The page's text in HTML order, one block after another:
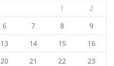
1
2
6 7 8
9
13 14 15
16
20 21 22
23